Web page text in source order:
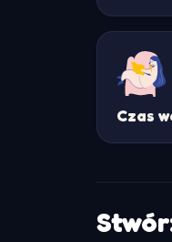
Czas